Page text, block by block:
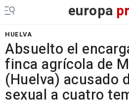
europa
HUELVA
Absuelto el
finca agrícola de
(Huelva) acusado
sexual a cuatro